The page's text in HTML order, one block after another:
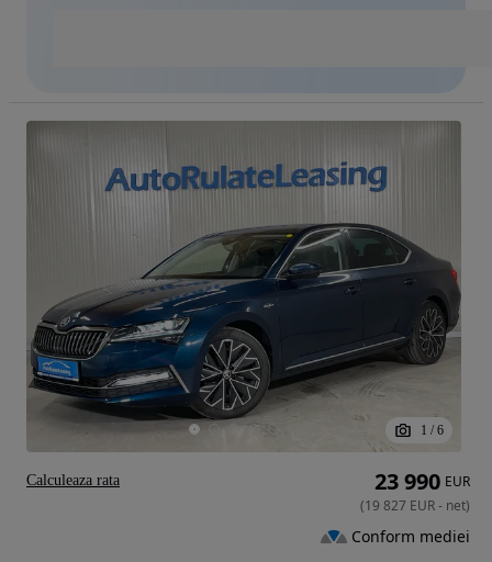
1 / 6
23 990 EUR
(19 827 EUR- net)
Conform mediei
Calculeaza rata